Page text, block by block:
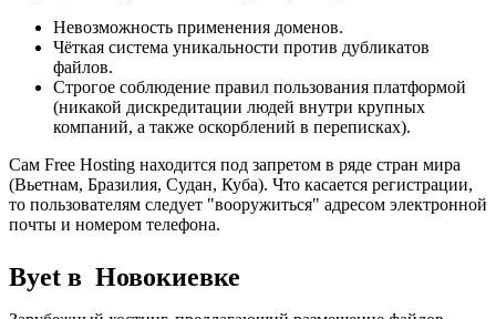
Невозможность применения доменов.
Чёткая система уникальности против дубликатов
файлов.
Строгое соблюдение правил пользования платформой
(никакой дискредитации людей внутри крупных
компаний, а также оскорблений в переписках).
Сам Free Hosting находится под запретом в ряде стран мира
(Вьетнам, Бразилия, Судан, Куба). Что касается регистрации,
то пользователям следует "вооружиться" адресом электронной
почты и номером телефона.
Byet в Новокиевке